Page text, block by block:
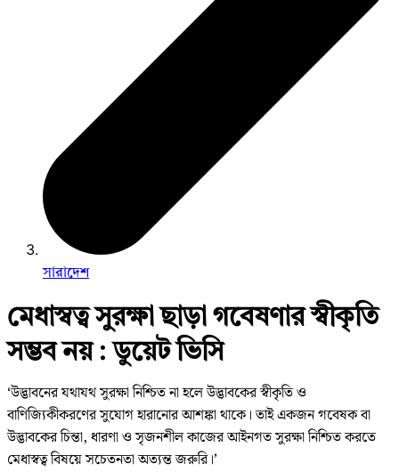
সারাদেশ
মেধাস্বত্ব সুরক্ষা ছাড়া গবেষণার স্বীকৃতি
সম্ভব নয় : ডুয়েট ভিসি
‘উদ্ভাবনের যথাযথ সুরক্ষা নিশ্চিত না হলে উদ্ভাবকের স্বীকৃতি ও
বাণিজ্যিকীকরণের সুযোগ হারানোর আশঙ্কা থাকে। তাই একজন গবেষক বা
উদ্ভাবকের চিন্তা, ধারণা ও সৃজনশীল কাজের আইনগত সুরক্ষা নিশ্চিত করতে
মেধাস্বত্ব বিষয়ে সচেতনতা অত্যন্ত জরুরি।’